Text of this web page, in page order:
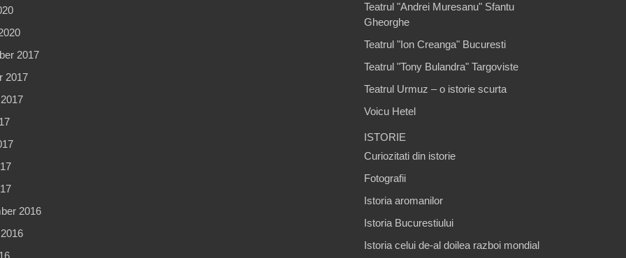
2017
2017
2016
Teatrul "Andrei Muresanu" Sfantu
Gheorghe
Teatrul "Ion Creanga" Bucuresti
Teatrul "Tony Bulandra" Targoviste
Teatrul Urmuz – o istorie scurta
Voicu Hetel
ISTORIE
Curiozitati din istorie
Fotografii
Istoria aromanilor
Istoria Bucurestiului
Istoria celui de-al doilea razboi mondial